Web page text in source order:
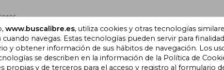
la Lectura
www.buscalibre.es, utiliza cookies y otras tecnologías
navegas. Estas tecnologías pueden servir para
y obtener información de sus hábitos de navegación. Los
se describen en la información de la Política de
propias y de terceros para el acceso y registro al formulario